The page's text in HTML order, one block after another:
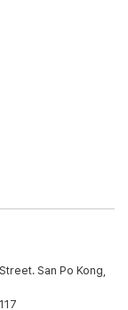
San Po Kong,